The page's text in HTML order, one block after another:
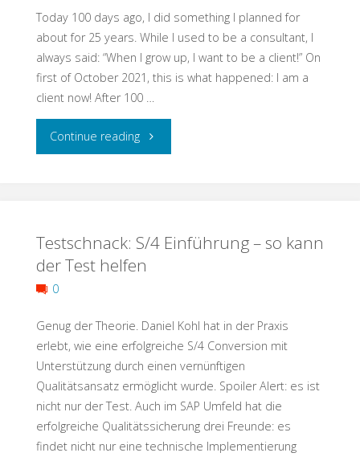
–
Qualität
dank
regelbasiertem
Today 100 days ago, I did something I planned for
about for 25 years. While I used to be a consultant, I
always said: “When I grow up, I want to be a client!” On
first of October 2021, this is what happened: I am a
client now! After 100 …
Continue reading"100
Client"
Testschnack: S/4 Einführung – so kann
der Test helfen
0
Genug der Theorie. Daniel Kohl hat in der Praxis
erlebt, wie eine erfolgreiche S/4 Conversion mit
Unterstützung durch einen vernünftigen
Qualitätsansatz ermöglicht wurde. Spoiler Alert: es ist
nicht nur der Test. Auch im SAP Umfeld hat die
erfolgreiche Qualitätssicherung drei Freunde: es
findet nicht nur eine technische Implementierung